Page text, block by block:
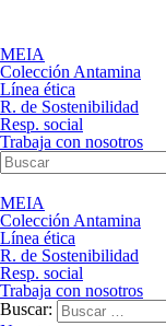
MEIA
Colección Antamina
Línea ética
R. de Sostenibilidad
Resp. social
Trabaja con nosotros
MEIA
Colección Antamina
Línea ética
R. de Sostenibilidad
Resp. social
Trabaja con nosotros
Buscar: